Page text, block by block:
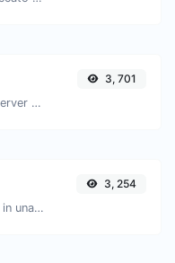
Ping un sito web, un server o una porta.
3, 701
Decodifica l'input URL in una stringa normale.
3, 254